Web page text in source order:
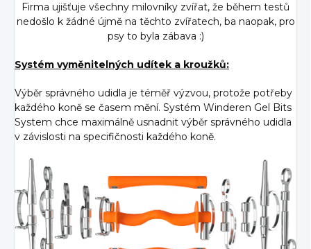
Firma ujišťuje všechny milovníky zvířat, že během testů
nedošlo k žádné újmě na těchto zvířatech, ba naopak, pro
psy to byla zábava :)
Systém vyměnitelných udítek a kroužků:
Výběr správného udidla je téměř výzvou, protože potřeby
každého koně se časem mění. Systém Winderen Gel Bits
System chce maximálně usnadnit výběr správného udidla
v závislosti na specifičnosti každého koně.